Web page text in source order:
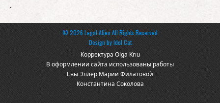
.
© 2026 Legal Alien All Rights Reserved
Design byIdol Cat
Корректура Olga Kriu
В оформлении сайта использованы работы
Евы Эллер Марии Филатовой
Константина Соколова